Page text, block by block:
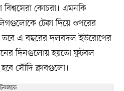
কোচরা। এমনকি
টেক্কা দিয়ে ওপরের
তবে এ বছরের দলবদল ইউরোপের
দিনগুলোয় হয়তো ফুটবল
সৌদি ক্লাবগুলো।